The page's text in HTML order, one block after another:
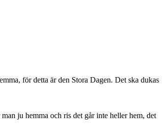
för detta är den Stora Dagen. Det ska dukas
ju hemma och ris det går inte heller hem, det